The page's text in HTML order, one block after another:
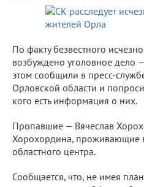
По факту безвестного
возбуждено уголовное дело
этом сообщили в пресс-
Орловской области и
кого есть информация о них.
Пропавшие — Вячеслав
Хорохордина, проживающие
областного центра.
Сообщается, что, не имея